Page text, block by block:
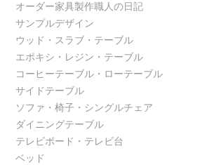
オーダー家具製作職人の日記
サンプルデザイン
ウッド・スラブ・テーブル
エポキシ・レジン・テーブル
コーヒーテーブル・ローテーブル
サイドテーブル
ソファ・椅子・シングルチェア
ダイニングテーブル
テレビボード・テレビ台
ベッド